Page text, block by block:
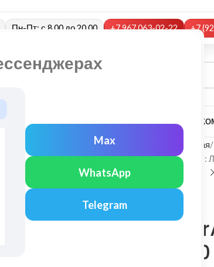
Max
WhatsApp
Telegram
Пн-Пт: с 8.00 до 20.00 +7 967 063-02-22 +7
О
Главная
FarAcs:
FarAcs